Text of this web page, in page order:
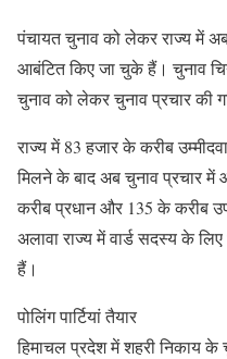
पंचायत चुनाव को लेकर राज्य में अब
आबंटित किए जा चुके हैं। चुनाव
चुनाव को लेकर चुनाव प्रचार की
राज्य में 83 हजार के करीब
मिलने के बाद अब चुनाव प्रचार
करीब प्रधान और 135 के करीब
अलावा राज्य में वार्ड सदस्य के लिए
हैं।
पोलिंग पार्टियां तैयार
हिमाचल प्रदेश में शहरी निकाय